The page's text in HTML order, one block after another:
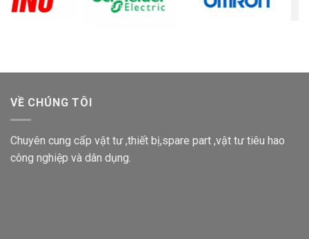
VỀ CHÚNG TÔI
Chuyên cung cấp vật tư ,thiết bị,spare part ,vật tư tiêu hao
công nghiệp và dân dụng.